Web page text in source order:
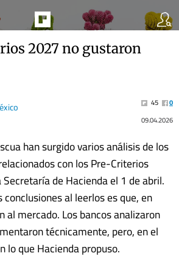
2027 no gustaron
45
0
09.04.2026
han surgido varios análisis de los
con los Pre-Criterios
de Hacienda el 1 de abril.
al leerlos es que, en
al mercado. Los bancos analizaron
técnicamente, pero, en el
lo que Hacienda propuso.